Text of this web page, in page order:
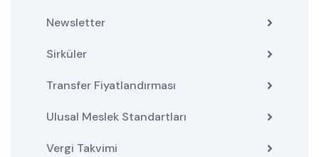
Newsletter
Sirküler
Transfer Fiyatlandırması
Ulusal Meslek Standartları
Vergi Takvimi